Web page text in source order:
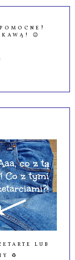
KAWĄ! 😉
LUB
♻️